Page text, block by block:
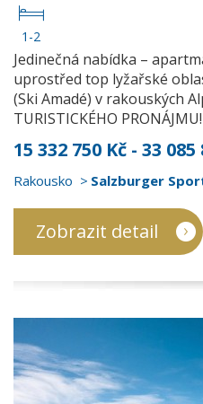
1-2
Jedinečná nabídka –
uprostřed top lyžařské
(Ski Amadé) v rakouských
TURISTICKÉHO PRONÁJMU!
15 332 750 Kč - 33 085
Rakousko Salzburger
Zobrazit detail